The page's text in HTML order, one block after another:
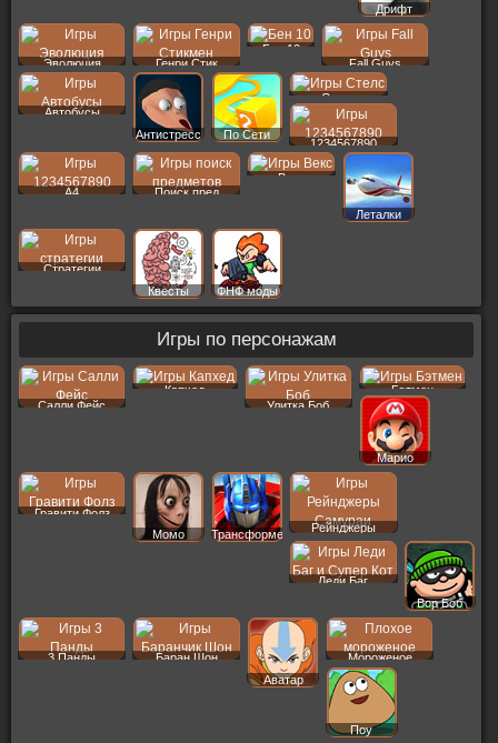
Дрифт
Эволюция Генри Стик
Бен 10
Fall Guys
Автобусы
Антистресс
По Сети
Стелс
1234567890
A4 Поиск пред
Векс
Леталки
Стратегии
Квесты
ФНФ моды
Игры по персонажам
Салли Фейс
Капхед
Улитка Боб
Бэтмен
Марио
Гравити Фолз
Момо
Трансформеры
Рейнджеры
Леди Баг
Вор Боб
3 Панды
Баран Шон
Аватар
Мороженое
Поу